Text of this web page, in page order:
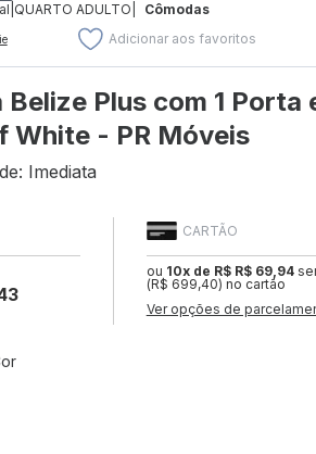
QUARTO ADULTO Cômodas
Adicionar aos favoritos
Belize Plus com 1
White - PR Móveis
Imediata
CARTÃO
ou 10x de R$ R$ 69,94
(R$ 699,40) no cartão
Ver opções de